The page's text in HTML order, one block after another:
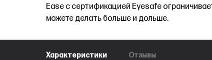
Ease с сертификацией Eyesafe
можете делать больше и дольше.
Характеристики Отзывы